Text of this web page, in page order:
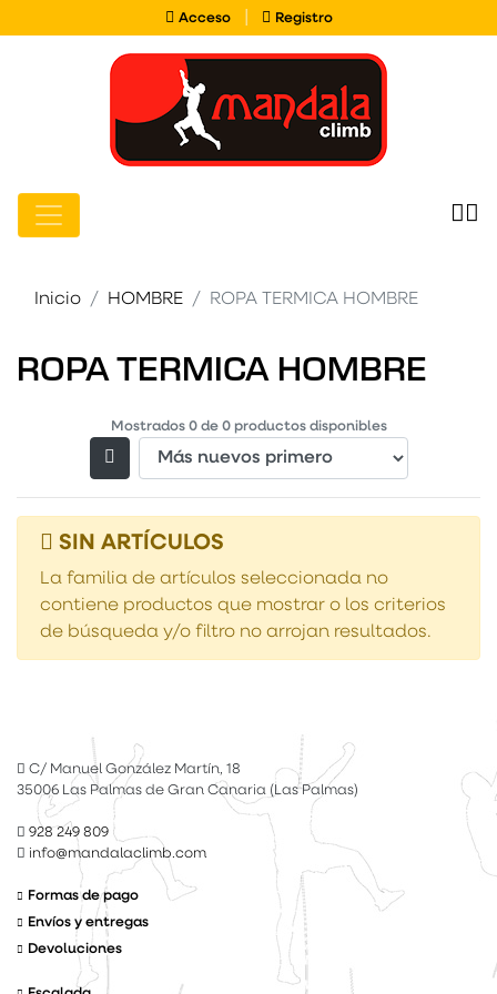
Acceso
Acceso Registro
Registro
Inicio HOMBRE ROPA TERMICA HOMBRE
ROPA TERMICA HOMBRE
Mostrados 0 de 0 productos disponibles
Filtrar productos
SIN ARTÍCULOS
La familia de artículos seleccionada no
contiene productos que mostrar o los criterios
de búsqueda y/o filtro no arrojan resultados.
C/ Manuel González Martín, 18
35006 Las Palmas de Gran Canaria (Las Palmas)
928 249 809
info@mandalaclimb.com
Formas de pago
Envíos y entregas
Devoluciones